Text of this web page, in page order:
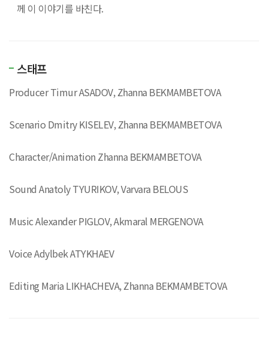
께 이 이야기를 바친다.
스태프
Producer Timur ASADOV, Zhanna BEKMAMBETOVA
Scenario Dmitry KISELEV, Zhanna BEKMAMBETOVA
Character/Animation Zhanna BEKMAMBETOVA
Sound Anatoly TYURIKOV, Varvara BELOUS
Music Alexander PIGLOV, Akmaral MERGENOVA
Voice Adylbek ATYKHAEV
Editing Maria LIKHACHEVA, Zhanna BEKMAMBETOVA